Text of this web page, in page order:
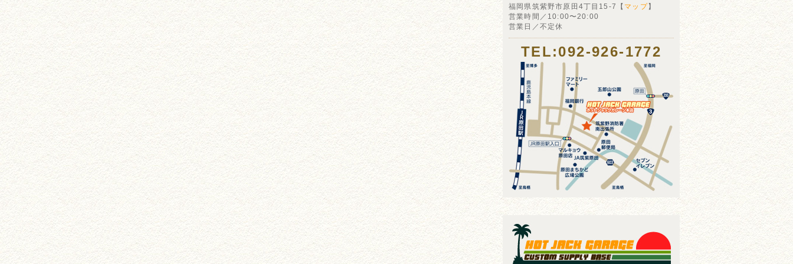
福岡県筑紫野市原田4丁目15-7【 マップ】
営業時間／10:00〜20:00
営業日／不定休
TEL:092-926-1772